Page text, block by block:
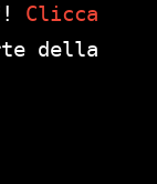
Clicca
della